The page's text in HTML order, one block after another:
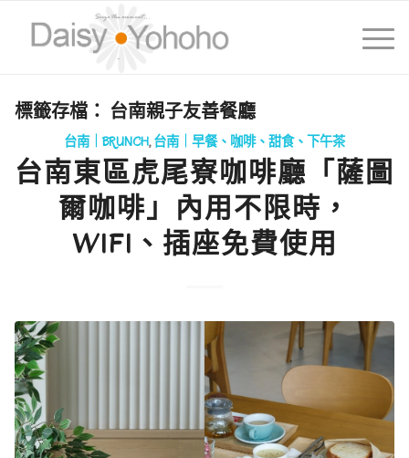
標籤存檔： 台南親子友善餐廳
台南｜BRUNCH,台南｜早餐、咖啡、甜食、下午茶
台南東區虎尾寮咖啡廳「薩圖
爾咖啡」內用不限時，
WIFI、插座免費使用